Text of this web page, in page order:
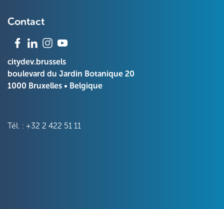
Contact
citydev.brussels
boulevard du Jardin Botanique 20
1000 Bruxelles • Belgique
Tél. : +32 2 422 51 11